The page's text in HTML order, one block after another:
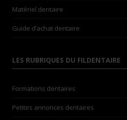
Matériel dentaire
Guide d’achat dentaire
LES RUBRIQUES DU FILDENTAIRE
Formations dentaires
Petites annonces dentaires